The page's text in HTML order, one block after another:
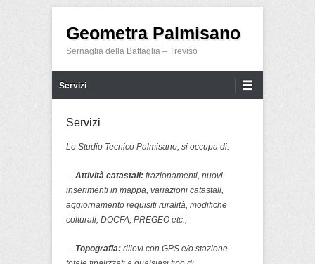
Geometra Palmisano
Sernaglia della Battaglia – Treviso
Servizi
Servizi
Lo Studio Tecnico Palmisano, si occupa di:
– Attività catastali: frazionamenti, nuovi
inserimenti in mappa, variazioni catastali,
aggiornamento requisiti ruralità, modifiche
colturali, DOCFA, PREGEO etc.;
– Topografia: rilievi con GPS e/o stazione